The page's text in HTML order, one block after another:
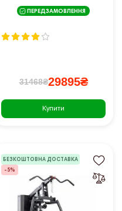
ПЕРЕДЗАМОВЛЕННЯ
31468₴29895₴
Купити
БЕЗКОШТОВНА ДОСТАВКА
-5%